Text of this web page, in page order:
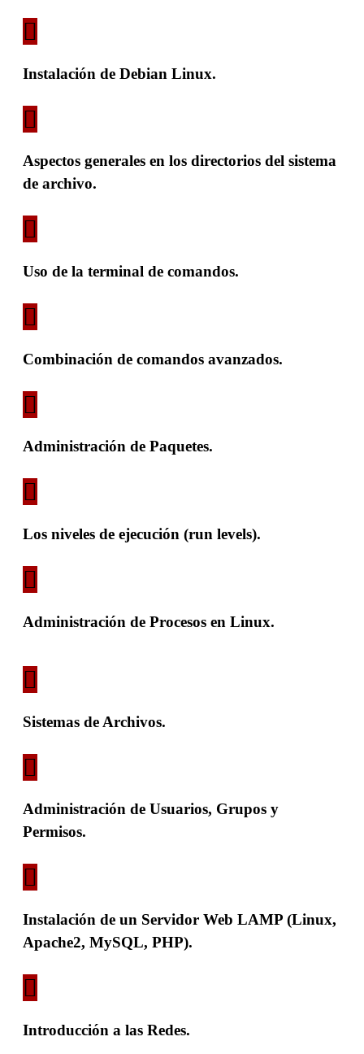
Instalación de Debian Linux.
Aspectos generales en los directorios del sistema
de archivo.
Uso de la terminal de comandos.
Combinación de comandos avanzados.
Administración de Paquetes.
Los niveles de ejecución (run levels).
Administración de Procesos en Linux.
Sistemas de Archivos.
Administración de Usuarios, Grupos y
Permisos.
Instalación de un Servidor Web LAMP (Linux,
Apache2, MySQL, PHP).
Introducción a las Redes.